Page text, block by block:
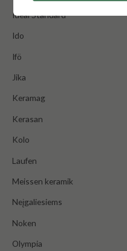
Ideal Standard
Ido
Ifö
Jika
Keramag
Kerasan
Kolo
Laufen
Meissen keramik
Neįgaliesiems
Noken
Olympia